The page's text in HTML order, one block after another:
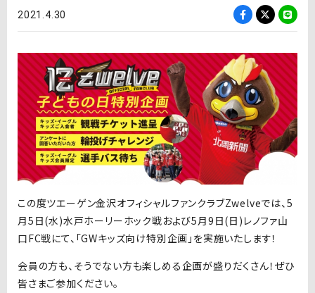
2021.4.30
この度ツエーゲン金沢オフィシャルファンクラブZwelveでは、5
月5日(水)水戸ホーリーホック戦および5月9日(日)レノファ山
口FC戦にて、「GWキッズ向け特別企画」を実施いたします！
会員の方も、そうでない方も楽しめる企画が盛りだくさん！ぜひ
皆さまご参加ください。